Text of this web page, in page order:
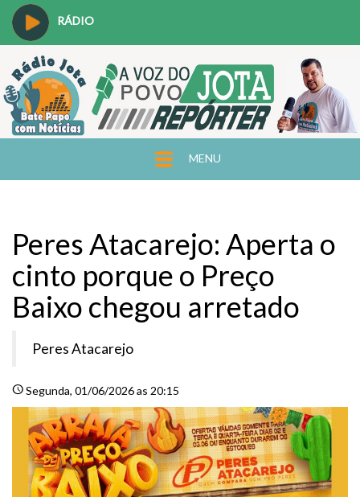
RÁDIO
MENU
Peres Atacarejo: Aperta o
cinto porque o Preço
Baixo chegou arretado
Peres Atacarejo
scheduleSegunda, 01/06/2026 as 20:15